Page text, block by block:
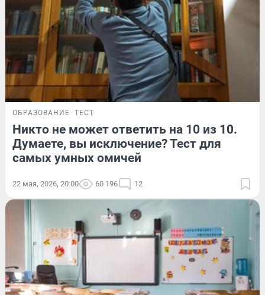
ОБРАЗОВАНИЕ ТЕСТ
Никто не может ответить на 10 из 10.
Думаете, вы исключение? Тест для
самых умных омичей
22 мая, 2026, 20:00 60 196 12